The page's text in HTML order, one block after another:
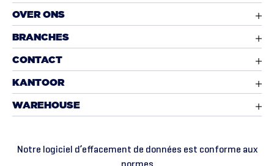
OVER ONS
BRANCHES
CONTACT
KANTOOR
WAREHOUSE
Notre logiciel d’effacement de données est conforme aux